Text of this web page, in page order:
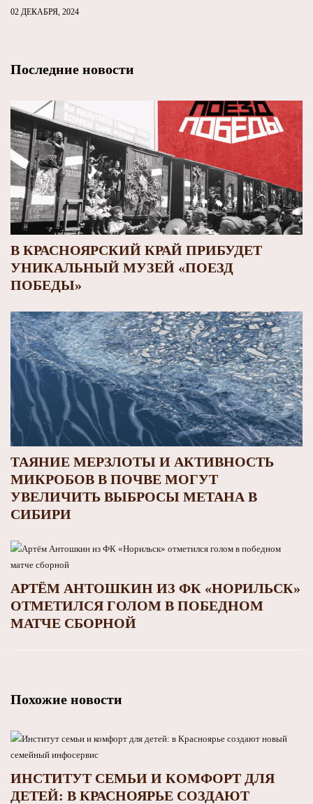
02 ДЕКАБРЯ, 2024
Последние новости
В КРАСНОЯРСКИЙ КРАЙ ПРИБУДЕТ
УНИКАЛЬНЫЙ МУЗЕЙ «ПОЕЗД
ПОБЕДЫ»
ТАЯНИЕ МЕРЗЛОТЫ И АКТИВНОСТЬ
МИКРОБОВ В ПОЧВЕ МОГУТ
УВЕЛИЧИТЬ ВЫБРОСЫ МЕТАНА В
СИБИРИ
АРТЁМ АНТОШКИН ИЗ ФК «НОРИЛЬСК»
ОТМЕТИЛСЯ ГОЛОМ В ПОБЕДНОМ
МАТЧЕ СБОРНОЙ
Похожие новости
ИНСТИТУТ СЕМЬИ И КОМФОРТ ДЛЯ
ДЕТЕЙ: В КРАСНОЯРЬЕ СОЗДАЮТ